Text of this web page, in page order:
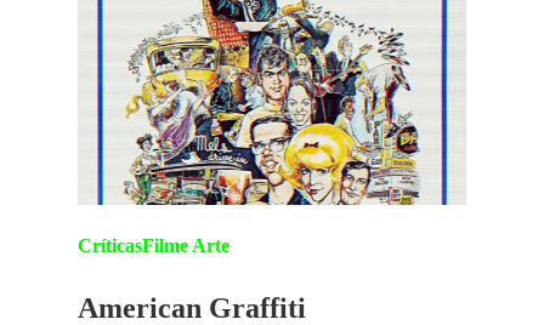
CríticasFilme Arte
American Graffiti